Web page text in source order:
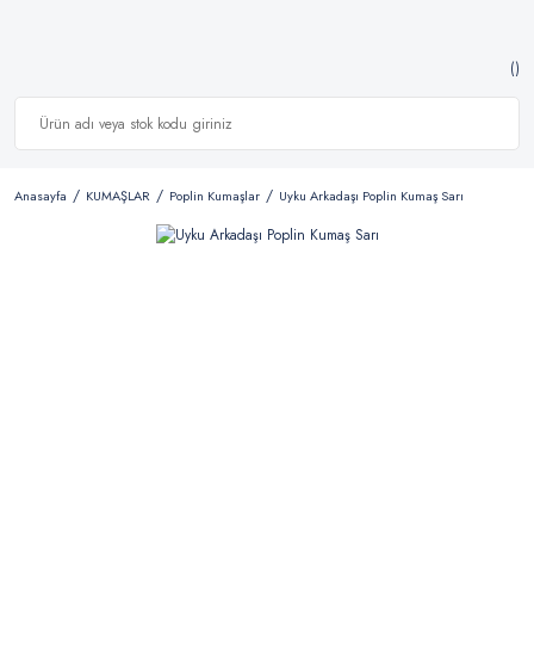
Anasayfa KUMAŞLAR Poplin Kumaşlar Uyku Arkadaşı Poplin Kumaş Sarı